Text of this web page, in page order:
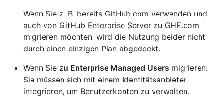
Wenn Sie z. B. bereits GitHub.com verwenden und
auch von GitHub Enterprise Server zu GHE.com
migrieren möchten, wird die Nutzung beider nicht
durch einen einzigen Plan abgedeckt.
Wenn Sie zu Enterprise Managed Users migrieren:
Sie müssen sich mit einem Identitätsanbieter
integrieren, um Benutzerkonten zu verwalten.